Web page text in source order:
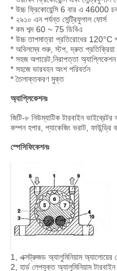
* উচ্চ ফ্রিকোয়েন্সি 6 বার এ 46000
* ২৯১০ এন পর্যন্ত সেন্ট্রিফুগাল ফোর্স
* কম শব্দ 60 ~ 75 ডিবিএ
* উচ্চ তাপমাত্রা প্রতিরোধের 120°C
* অবিলম্বে শুরু, স্টপ, দ্রুত প্রতিক্রিয়া
* সহজ অপারেট,নিরাপত্তা অ্যাপ্লিকেশন
* সহজে ভারবহন অংশ পরিবর্তন
* তৈলাক্তকরণ মুক্ত
অ্যাপ্লিকেশনঃ
জিটি-৮ নিউম্যাটিক টারবাইন
কম্পন হপার, প্যাকেজিং ভরাট, ফাউন্ড্রি
স্পেসিফিকেশনঃ
1, এক্সট্রুজড অ্যালুমিনিয়াম অ্যালোয়ের
2, হার্ড লেপযুক্ত অ্যালুমিনিয়াম